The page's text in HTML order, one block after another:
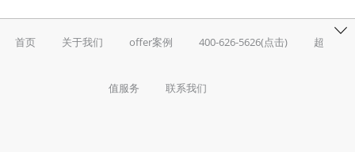
首页 关于我们 offer案例 400-626-5626(点击) 超
值服务 联系我们